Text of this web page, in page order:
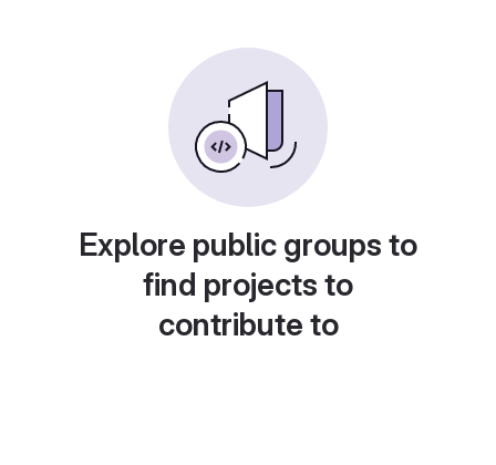
Explore public groups to
find projects to
contribute to